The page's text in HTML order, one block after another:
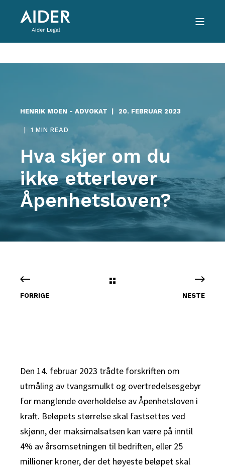
HENRIK MOEN - ADVOKAT 20. FEBRUAR 2023
1 MIN READ
Hva skjer om du
ikke etterlever
Åpenhetsloven?
FORRIGE NESTE
Den 14. februar 2023 trådte forskriften om
utmåling av tvangsmulkt og overtredelsesgebyr
for manglende overholdelse av Åpenhetsloven i
kraft. Beløpets størrelse skal fastsettes ved
skjønn, der maksimalsatsen kan være på inntil
4% av årsomsetningen til bedriften, eller 25
millioner kroner, der det høyeste beløpet skal